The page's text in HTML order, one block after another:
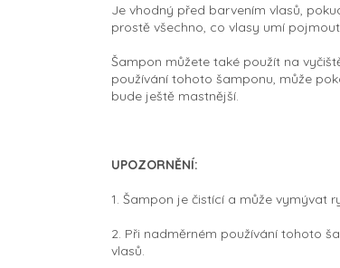
Je vhodný před barvením vlasů,
prostě všechno, co vlasy umí pojmout.
Šampon můžete také použít na
používání tohoto šamponu, může
bude ještě mastnější.
UPOZORNĚNÍ:
1. Šampon je čistící a může vymývat
2. Při nadměrném používání tohoto
vlasů.